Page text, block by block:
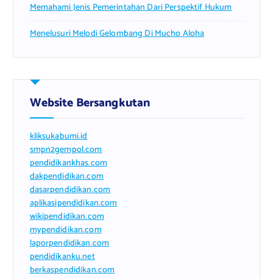
Memahami Jenis Pemerintahan Dari Perspektif Hukum
Menelusuri Melodi Gelombang Di Mucho Aloha
Website Bersangkutan
kliksukabumi.id
smpn2gempol.com
pendidikankhas.com
dakpendidikan.com
dasarpendidikan.com
aplikasipendidikan.com
wikipendidikan.com
mypendidikan.com
laporpendidikan.com
pendidikanku.net
berkaspendidikan.com